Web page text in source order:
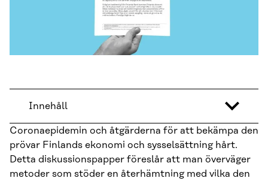
Innehåll
Coronaepidemin och åtgärderna för att bekämpa den
prövar Finlands ekonomi och sysselsättning hårt.
Detta diskussionspapper föreslår att man överväger
metoder som stöder en återhämtning med vilka den